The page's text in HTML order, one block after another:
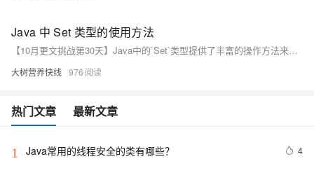
Java 中 Set 类型的使用方法
【10月更文挑战第30天】Java中的`Set`类型提供了丰富的操作方法来处理不重复的元素集合，开发者可以根据具体的需求选择合适的`Set`实现类，并灵活运用各种方法来实现对集合的操作和处理。
大树营养快线 976
热门文章 最新文章
1 Java常用的线程安全的类有哪些？ 4